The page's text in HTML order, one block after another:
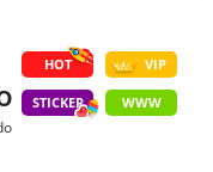
HOT VIP
STICKER WWW